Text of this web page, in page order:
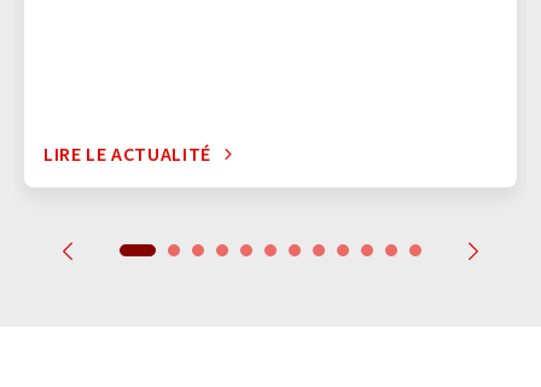
LIRE LE ACTUALITÉ